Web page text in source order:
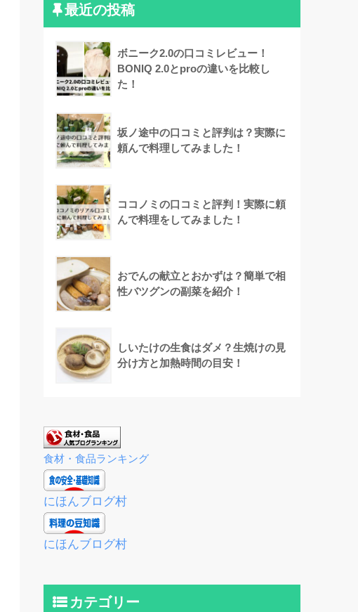
最近の投稿
ボニーク2.0の口コミレビュー！
BONIQ 2.0とproの違いを比較し
た！
坂ノ途中の口コミと評判は？実際に
頼んで料理してみました！
ココノミの口コミと評判！実際に頼
んで料理をしてみました！
おでんの献立とおかずは？簡単で相
性バツグンの副菜を紹介！
しいたけの生食はダメ？生焼けの見
分け方と加熱時間の目安！
食材・食品ランキング
にほんブログ村
にほんブログ村
カテゴリー